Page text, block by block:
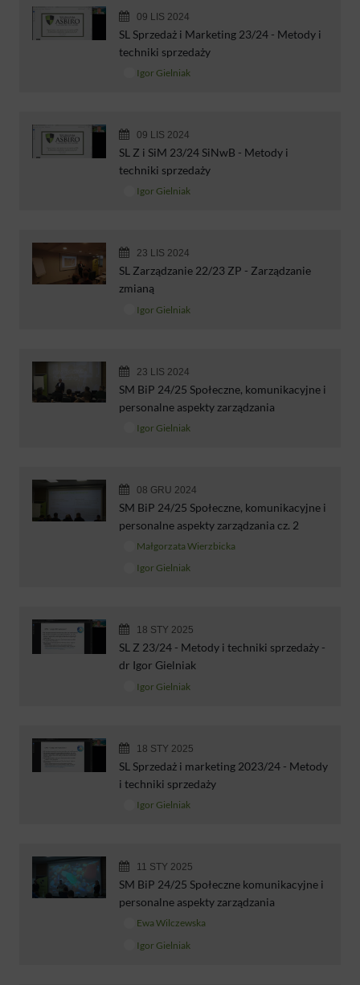
09 LIS 2024
SL Sprzedaż i Marketing 23/24 - Metody i
techniki sprzedaży
Igor Gielniak
09 LIS 2024
SL Z i SiM 23/24 SiNwB - Metody i
techniki sprzedaży
Igor Gielniak
23 LIS 2024
SL Zarządzanie 22/23 ZP - Zarządzanie
zmianą
Igor Gielniak
23 LIS 2024
SM BiP 24/25 Społeczne, komunikacyjne i
personalne aspekty zarządzania
Igor Gielniak
08 GRU 2024
SM BiP 24/25 Społeczne, komunikacyjne i
personalne aspekty zarządzania cz. 2
Małgorzata Wierzbicka
Igor Gielniak
18 STY 2025
SL Z 23/24 - Metody i techniki sprzedaży -
dr Igor Gielniak
Igor Gielniak
18 STY 2025
SL Sprzedaż i marketing 2023/24 - Metody
i techniki sprzedaży
Igor Gielniak
11 STY 2025
SM BiP 24/25 Społeczne komunikacyjne i
personalne aspekty zarządzania
Ewa Wilczewska
Igor Gielniak